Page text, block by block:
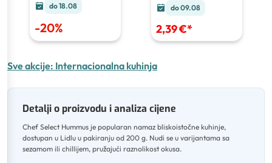
do 18.08
-20%
do 09.08
2,39 €*
Sve akcije: Internacionalna kuhinja
Detalji o proizvodu i analiza cijene
Chef Select Hummus je popularan namaz bliskoistočne kuhinje,
dostupan u Lidlu u pakiranju od 200 g. Nudi se u varijantama sa
sezamom ili chillijem, pružajući raznolikost okusa.